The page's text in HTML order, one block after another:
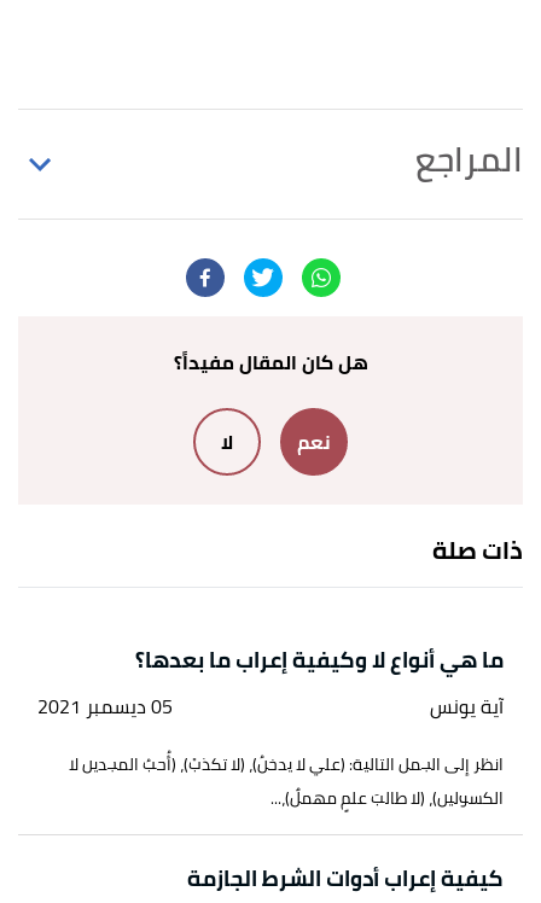
المراجع
ظاهر شوكت البياتي،أدوات الإعراب
↑سورة البقرة، آية:206
هل كان المقال مفيداً؟
نعم لا
ذات صلة
ما هي أنواع لا وكيفية إعراب ما بعدها؟
آية يونس 05 ديسمبر 2021
انظر إلى الجمل التالية: (علي لا يدخنُ)، (لا تكذبْ)، (أُحبُ المجدين لا
الكسولين)، (لا طالبَ علمٍ مهملٌ)،...
كيفية إعراب أدوات الشرط الجازمة